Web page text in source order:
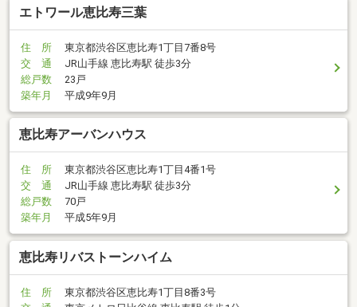
エトワール恵比寿三葉
住 所
東京都渋谷区恵比寿1丁目7番8号
交 通
JR山手線 恵比寿駅 徒歩3分
総戸数
23戸
築年月
平成9年9月
恵比寿アーバンハウス
住 所
東京都渋谷区恵比寿1丁目4番1号
交 通
JR山手線 恵比寿駅 徒歩3分
総戸数
70戸
築年月
平成5年9月
恵比寿リバストーンハイム
住 所
東京都渋谷区恵比寿1丁目8番3号